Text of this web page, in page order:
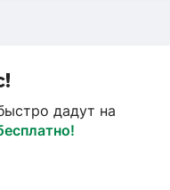
дадут на